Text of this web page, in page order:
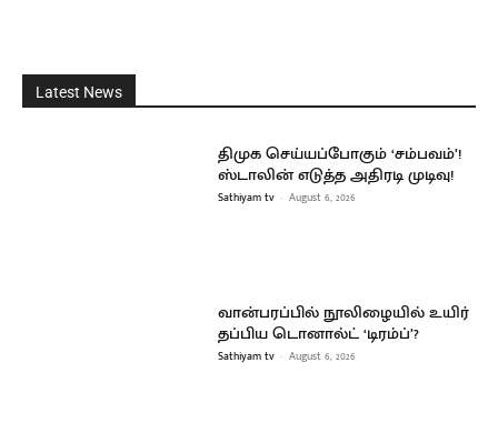
Latest News
திமுக செய்யப்போகும் ‘சம்பவம்’!
ஸ்டாலின் எடுத்த அதிரடி முடிவு!
Sathiyam tv - August 6, 2026
வான்பரப்பில் நூலிழையில் உயிர்
தப்பிய டொனால்ட் ‘டிரம்ப்’?
Sathiyam tv - August 6, 2026